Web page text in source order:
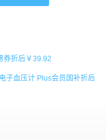
券折后￥39.92
子血压计 Plus会员国补折后